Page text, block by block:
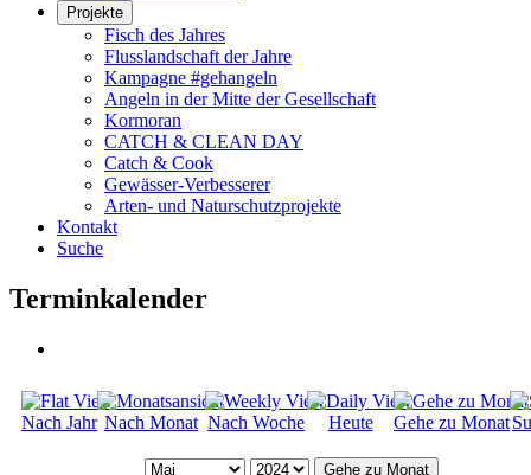
Projekte
Fisch des Jahres
Flusslandschaft der Jahre
Kampagne #gehangeln
Angeln in der Mitte der Gesellschaft
Kormoran
CATCH & CLEAN DAY
Catch & Cook
Gewässer-Verbesserer
Arten- und Naturschutzprojekte
Kontakt
Suche
Terminkalender
Nach Jahr Nach Monat Nach Woche Heute Gehe zu Monat
Gehe zu Monat